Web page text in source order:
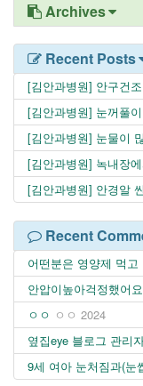
Archives
Recent Posts
[김안과병원] 안구건
[김안과병원] 눈꺼풀
[김안과병원] 눈물이
[김안과병원] 녹내장
[김안과병원] 안경알
Recent
어떤분은 영양제 먹고
안압이높아걱정했어
ㅇㅇ ㅇㅇ 2024
옆집eye 블로그 관리
9세 여아 눈처짐과(눈